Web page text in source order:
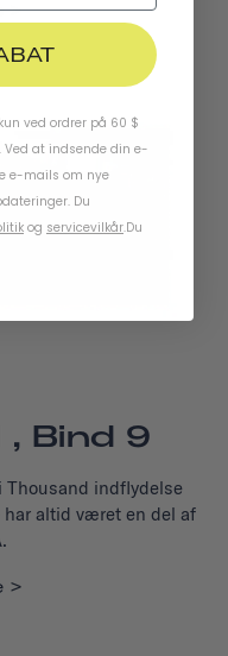
Bind 9
Thousand indflydelse
har altid været en del af
ved ordrer på 60 $
Ved at indsende din e-
e-mails om nye
Du
og servicevilkår.Du